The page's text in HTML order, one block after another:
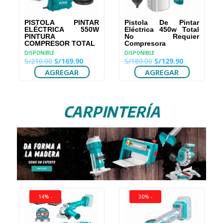
PISTOLA PINTAR
ELÉCTRICA 550W
PINTURA
COMPRESOR TOTAL
DISPONIBLE
S/210.00 El
precio
original
S/169.90El
precio
actual
AGREGAR
Pistola De Pintar
Eléctrica 450w Total
No Requier
Compresora
DISPONIBLE
S/180.00 El
precio
original
S/129.90El
precio
actual
AGREGAR
CARPINTERÍA
14% - 30% -